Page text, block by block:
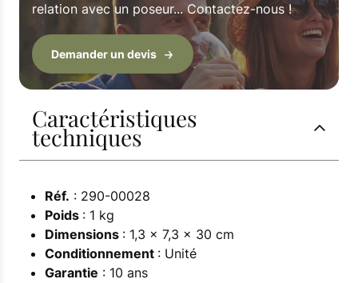
relation avec un poseur... Contactez-nous !
Demander un devis
Caractéristiques
techniques
Réf. : 290-00028
Poids : 1 kg
Dimensions : 1,3 × 7,3 × 30 cm
Conditionnement : Unité
Garantie : 10 ans